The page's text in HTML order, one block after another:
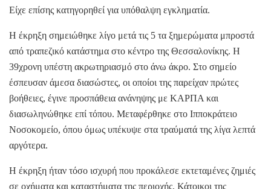
Είχε επίσης κατηγορηθεί για υπόθαλψη εγκληματία.
Η έκρηξη σημειώθηκε λίγο μετά τις 5 τα ξημερώματα μπροστά
από τραπεζικό κατάστημα στο κέντρο της Θεσσαλονίκης. Η
39χρονη υπέστη ακρωτηριασμό στο άνω άκρο. Στο σημείο
έσπευσαν άμεσα διασώστες, οι οποίοι της παρείχαν πρώτες
βοήθειες, έγινε προσπάθεια ανάνηψης με ΚΑΡΠΑ και
διασωληνώθηκε επί τόπου. Μεταφέρθηκε στο Ιπποκράτειο
Νοσοκομείο, όπου όμως υπέκυψε στα τραύματά της λίγα λεπτά
αργότερα.
Η έκρηξη ήταν τόσο ισχυρή που προκάλεσε εκτεταμένες ζημιές
σε οχήματα και καταστήματα της περιοχής. Κάτοικοι της